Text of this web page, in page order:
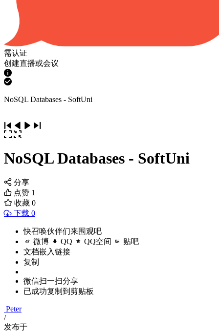
需认证
创建直播或会议
NoSQL Databases - SoftUni
NoSQL Databases - SoftUni
分享
点赞 1
收藏 0
下载 0
快召唤伙伴们来围观吧
微博 QQ QQ空间 贴吧
文档嵌入链接
复制
微信扫一扫分享
已成功复制到剪贴板
Peter
/
发布于